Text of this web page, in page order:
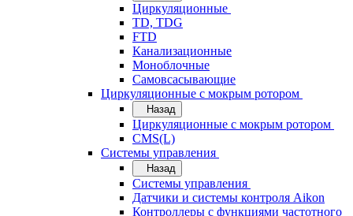
Циркуляционные
TD, TDG
FTD
Канализационные
Моноблочные
Самовсасывающие
Циркуляционные с мокрым ротором
Назад
Циркуляционные с мокрым ротором
CMS(L)
Системы управления
Назад
Системы управления
Датчики и системы контроля Aikon
Контроллеры с функциями частотного